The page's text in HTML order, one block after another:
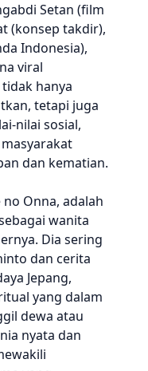
Setan (film
(konsep takdir),
Indonesia),
viral
hanya
tetapi juga
nilai sosial,
dan kematian.
Onna, adalah
wanita
Dia sering
dan cerita
Jepang,
yang dalam
dewa atau
nyata dan